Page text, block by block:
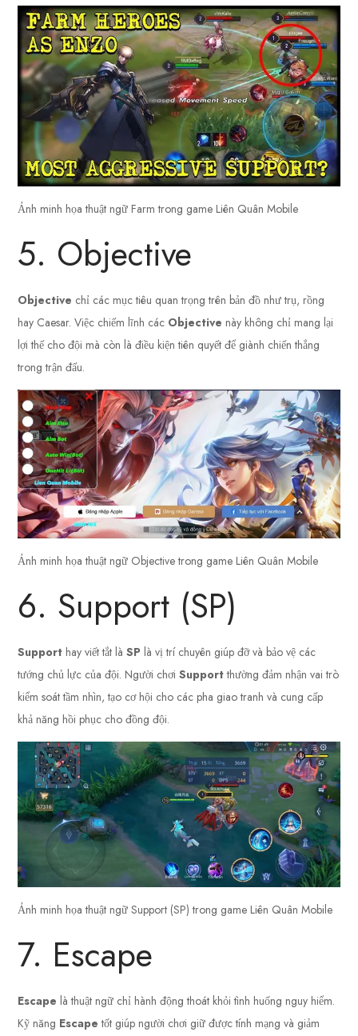
Ảnh minh họa thuật ngữ Farm trong game Liên Quân Mobile
5. Objective
Objective chỉ các mục tiêu quan trọng trên bản đồ như trụ, rồng
hay Caesar. Việc chiếm lĩnh các Objective này không chỉ mang lại
lợi thế cho đội mà còn là điều kiện tiên quyết để giành chiến thắng
trong trận đấu.
Ảnh minh họa thuật ngữ Objective trong game Liên Quân Mobile
6. Support (SP)
Support hay viết tắt làSP là vị trí chuyên giúp đỡ và bảo vệ các
tướng chủ lực của đội. Người chơiSupportthường đảm nhận vai trò
kiểm soát tầm nhìn, tạo cơ hội cho các pha giao tranh và cung cấp
khả năng hồi phục cho đồng đội.
Ảnh minh họa thuật ngữ Support (SP) trong game Liên Quân Mobile
7. Escape
Escape là thuật ngữ chỉ hành động thoát khỏi tình huống nguy hiểm.
Kỹ năng Escape tốt giúp người chơi giữ được tính mạng và giảm